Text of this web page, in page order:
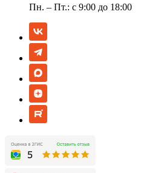
Пн. – Пт.: с 9:00 до 18:00